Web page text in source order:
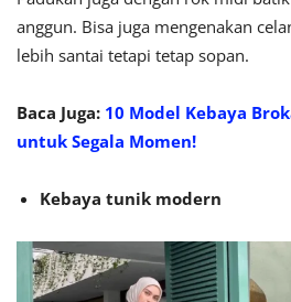
anggun. Bisa juga mengenakan
lebih santai tetapi tetap sopan.
Baca Juga: 10 Model Kebaya
untuk Segala Momen!
Kebaya tunik modern